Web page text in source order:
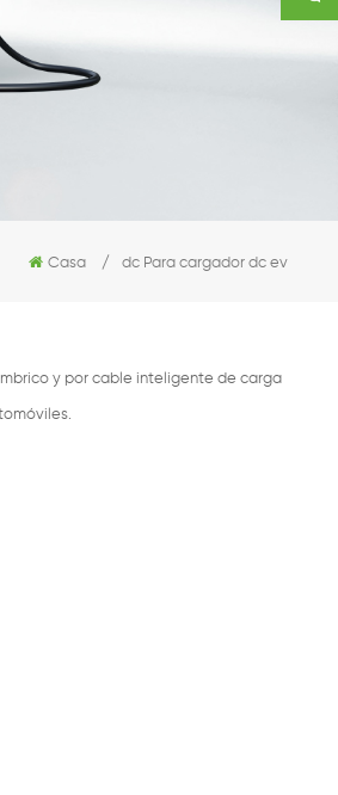
Casa / dc Para cargador dc ev
y por cable inteligente de carga